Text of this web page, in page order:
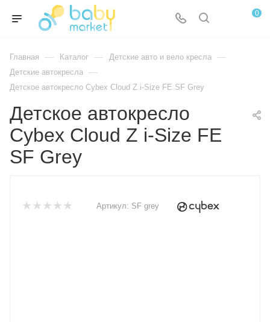
0
Главная — Каталог — Детские авто и вело кресла —
Детские автокресла —
Детское автокресло Cybex Cloud Z i-Size FE SF Grey
Детское автокресло
Cybex Cloud Z i-Size FE
SF Grey
Артикул: SF grey